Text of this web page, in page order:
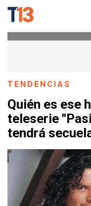
TENDENCIAS
Quién es ese
teleserie
tendrá